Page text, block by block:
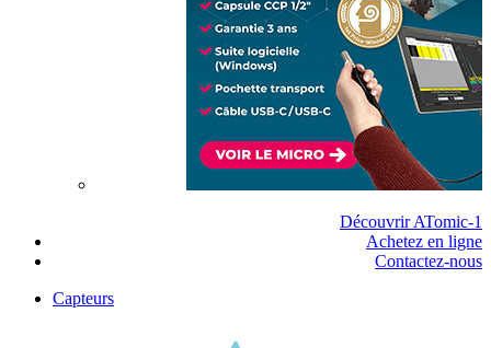
Découvrir ATomic-1
Achetez en ligne
Contactez-nous
Capteurs